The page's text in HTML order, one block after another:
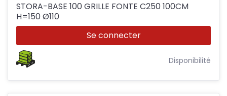
STORA-BASE 100 GRILLE FONTE C250 100CM
H=150 Ø110
Se connecter
Disponibilité